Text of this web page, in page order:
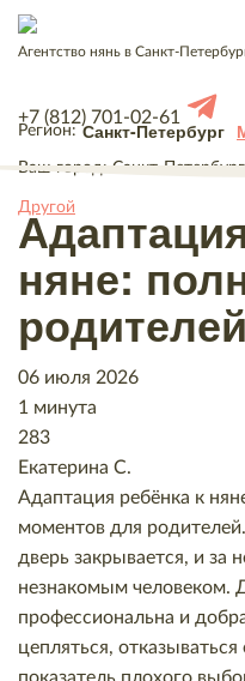
Агентство нянь в Санкт-
+7 (812) 701-02-61
Регион: Санкт-Петербург
Ваш город:Санкт-Петербург
Другой
няне:
родителей
06 июля 2026
1 минута
283
Екатерина С.
Адаптация ребёнка к
моментов для
дверь закрывается, и за
незнакомым человеком.
профессиональна и
цепляться,
показатель плохого